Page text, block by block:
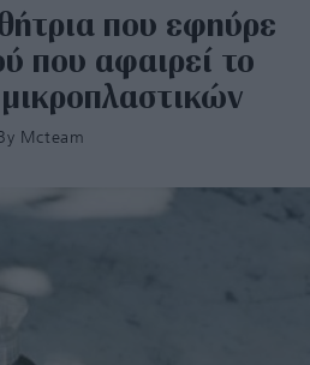
που εφηύρε
που αφαιρεί το
By Mcteam